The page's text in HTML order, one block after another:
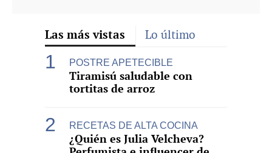
Las más vistas Lo último
POSTRE APETECIBLE
Tiramisú saludable con
tortitas de arroz
RECETAS DE ALTA COCINA
¿Quién es Julia Velcheva?